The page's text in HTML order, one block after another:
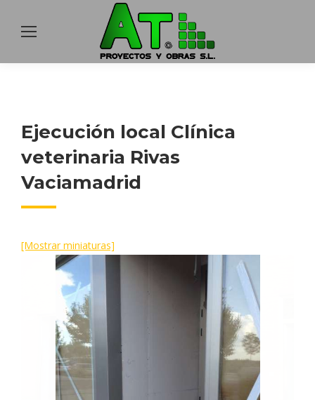
Ejecución local Clínica
veterinaria Rivas
Vaciamadrid
[Mostrar miniaturas]